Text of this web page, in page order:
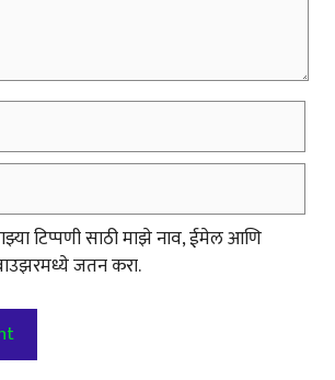
टिप्पणी साठी माझे नाव, ईमेल आणि
जतन करा.